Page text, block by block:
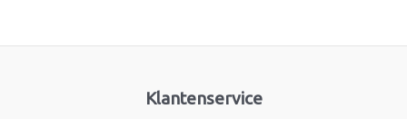
Klantenservice